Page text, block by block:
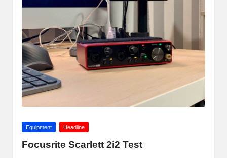
Posted
Equipment Headline
Focusrite Scarlett 2i2 Test